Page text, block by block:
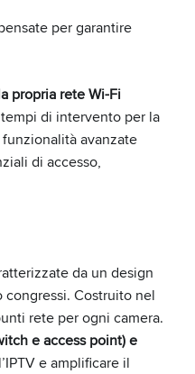
per garantire
propria rete Wi-Fi
di intervento per la
avanzate
di accesso,
da un design
Costruito nel
rete per ogni camera.
e access point) e
e amplificare il